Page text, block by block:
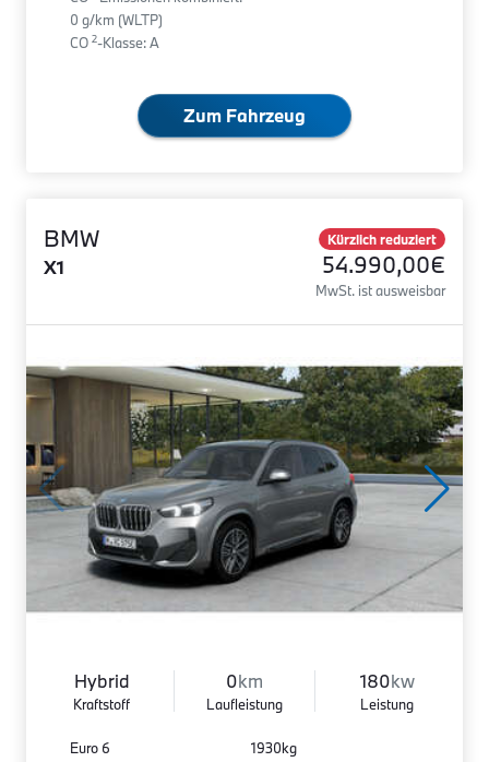
0 g/km (WLTP)
CO 2-Klasse: A
Zum Fahrzeug
BMW
X1
Kürzlich reduziert
54.990,00€
MwSt. ist ausweisbar
Hybrid
Kraftstoff
0km
Laufleistung
180kw
Leistung
Euro 6
1930kg